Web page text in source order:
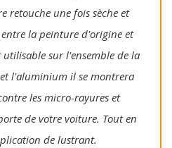
retouche une fois sèche et
la peinture d'origine et
sur l'ensemble de la
l'aluminium il se montrera
les micro-rayures et
de votre voiture. Tout en
de lustrant.